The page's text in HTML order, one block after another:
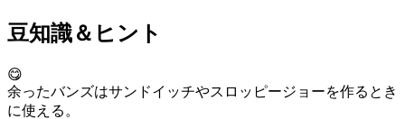
豆知識＆ヒント
😋
余ったバンズはサンドイッチやスロッピージョーを作るとき
に使える。